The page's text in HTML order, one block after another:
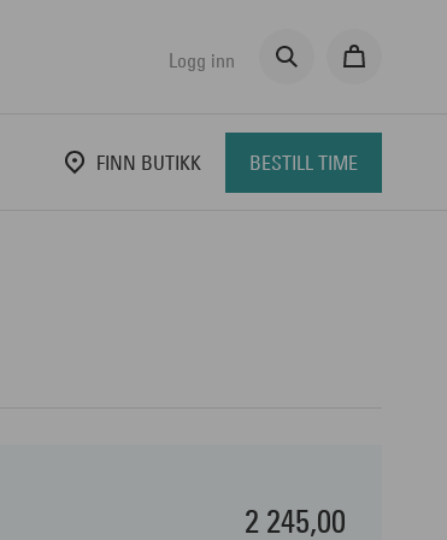
Logg inn
FINN BUTIKK BESTILL TIME
2 245,00